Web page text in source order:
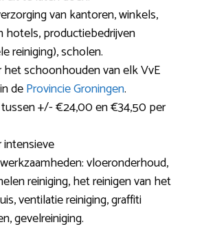
van kantoren, winkels,
hotels, productiebedrijven
reiniging), scholen.
schoonhouden van elk VvE
deProvincie Groningen.
+/- €24,00 en €34,50 per
vloeronderhoud,
reiniging, het reinigen van het
ventilatie reiniging, graffiti
gevelreiniging.